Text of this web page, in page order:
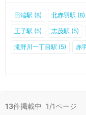
田端駅 (8) 北赤羽駅 (8)
王子駅 (5) 志茂駅 (5)
滝野川一丁目駅 (5) 赤
13件掲載中 1/1ページ